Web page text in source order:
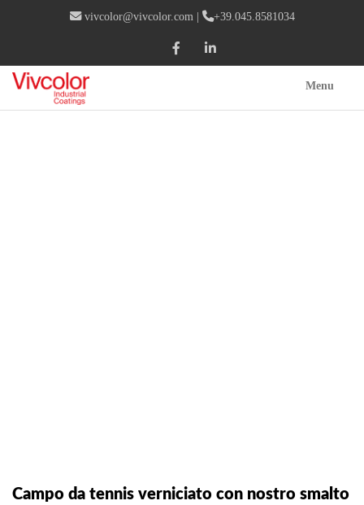
vivcolor@vivcolor.com | +39.045.8581034
Menu
Campo da tennis verniciato con nostro smalto